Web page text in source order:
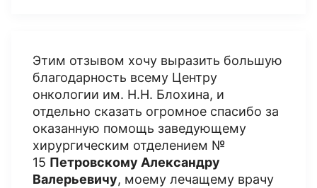
Этим отзывом хочу выразить большую
благодарность всему Центру
онкологии им. Н.Н. Блохина, и
отдельно сказать огромное спасибо за
оказанную помощь заведующему
хирургическим отделением №
15 Петровскому Александру
Валерьевичу, моему лечащему врачу